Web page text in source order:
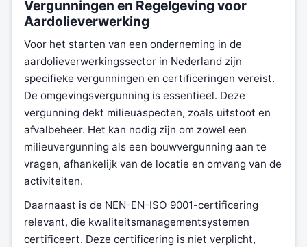
Vergunningen en Regelgeving voor
Aardolieverwerking
Voor het starten van een onderneming in de
aardolieverwerkingssector in Nederland zijn
specifieke vergunningen en certificeringen vereist.
De omgevingsvergunning is essentieel. Deze
vergunning dekt milieuaspecten, zoals uitstoot en
afvalbeheer. Het kan nodig zijn om zowel een
milieuvergunning als een bouwvergunning aan te
vragen, afhankelijk van de locatie en omvang van de
activiteiten.
Daarnaast is de NEN-EN-ISO 9001-certificering
relevant, die kwaliteitsmanagementsystemen
certificeert. Deze certificering is niet verplicht,